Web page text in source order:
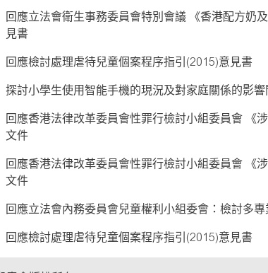
回應立法會衛生事務委員會特別會議 《香港配方奶
見書
回應檢討處理虐待兒童個案程序指引(2015)意見書
探討小學生使用智能手機的現況及對家庭關係的影響
回應香港法律改革委員會性罪行檢討小組委員會 《
文件
回應香港法律改革委員會性罪行檢討小組委員會 《
文件
回應立法會內務委員會兒童權利小組委會：檢討多
回應檢討處理虐待兒童個案程序指引(2015)意見書